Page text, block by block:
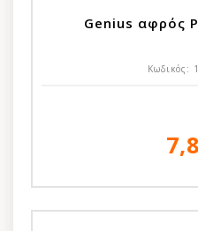
Genius αφρός
Κωδικός: